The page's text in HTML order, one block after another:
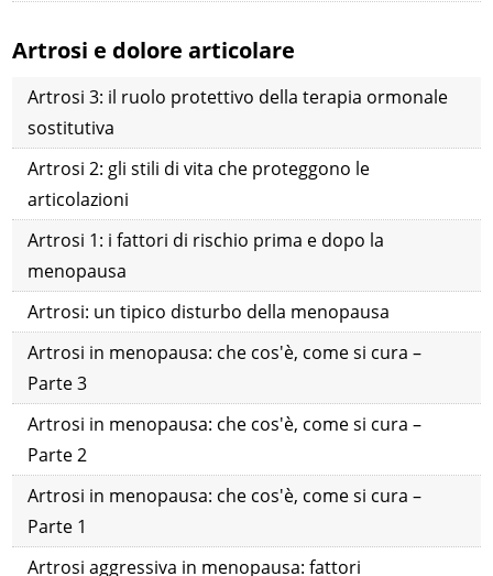
Artrosi e dolore articolare
Artrosi 3: il ruolo protettivo della terapia ormonale
sostitutiva
Artrosi 2: gli stili di vita che proteggono le
articolazioni
Artrosi 1: i fattori di rischio prima e dopo la
menopausa
Artrosi: un tipico disturbo della menopausa
Artrosi in menopausa: che cos'è, come si cura –
Parte 3
Artrosi in menopausa: che cos'è, come si cura –
Parte 2
Artrosi in menopausa: che cos'è, come si cura –
Parte 1
Artrosi aggressiva in menopausa: fattori